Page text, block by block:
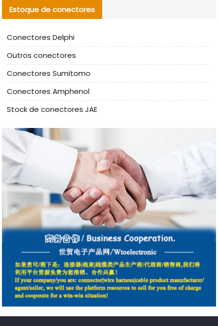
Estoque de conectores
Conectores Delphi
Outros conectores
Conectores Sumitomo
Conectores Amphenol
Stock de conectores JAE